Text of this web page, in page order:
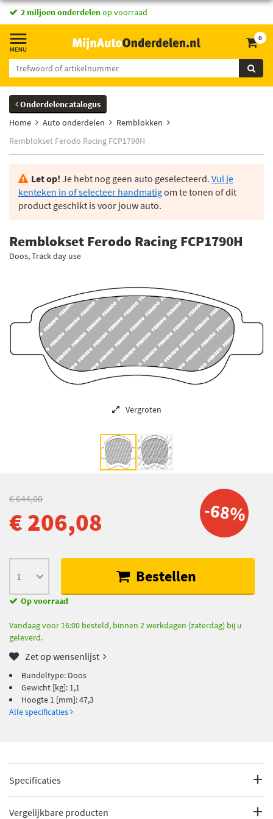
2 miljoen onderdelenop voorraad
0
Onderdelencatalogus
Home
Auto onderdelen
Remblokken
Remblokset Ferodo Racing FCP1790H
Let op! Je hebt nog geen auto geselecteerd. Vul je
kenteken in of selecteer handmatigom te tonen of dit
product geschikt is voor jouw auto.
Remblokset Ferodo Racing FCP1790H
Doos, Track day use
Vergroten
-68%
€ 644,00
€ 206,08
Bestellen
Op voorraad
Vandaag voor 16:00 besteld, binnen 2 werkdagen (zaterdag) bij u
geleverd.
Zet op wensenlijst
Bundeltype: Doos
Gewicht [kg]: 1,1
Hoogte 1 [mm]: 47,3
Alle specificaties
Specificaties
Fabrikantcode
FCP1790H
Vergelijkbare producten